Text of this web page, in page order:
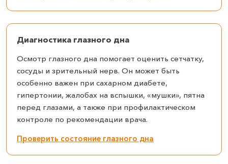
Диагностика глазного дна
Осмотр глазного дна помогает оценить сетчатку,
сосуды и зрительный нерв. Он может быть
особенно важен при сахарном диабете,
гипертонии, жалобах на вспышки, «мушки», пятна
перед глазами, а также при профилактическом
контроле по рекомендации врача.
Проверить состояние глазного дна